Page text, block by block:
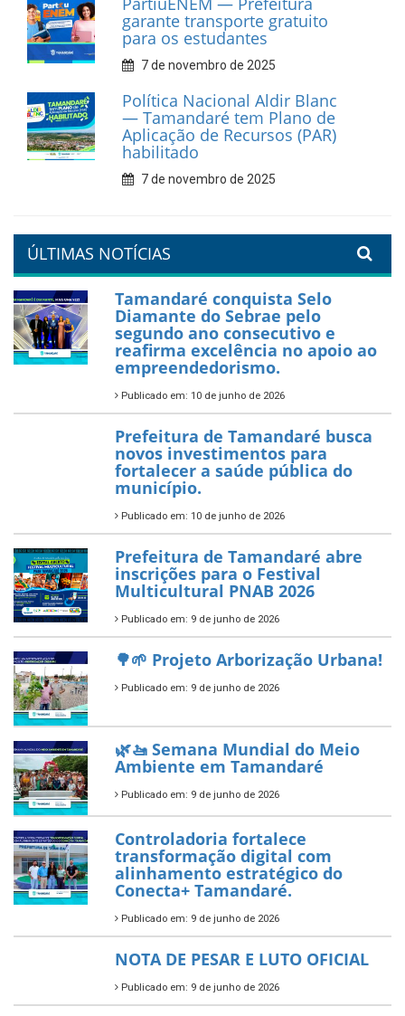
garante transporte gratuito
para os estudantes
7 de novembro de 2025
Política Nacional Aldir Blanc
— Tamandaré tem Plano de
Aplicação de Recursos (PAR)
habilitado
7 de novembro de 2025
ÚLTIMAS NOTÍCIAS
Tamandaré conquista Selo
Diamante do Sebrae pelo
segundo ano consecutivo e
reafirma excelência no apoio ao
empreendedorismo.
Publicado em: 10 de junho de 2026
Prefeitura de Tamandaré busca
novos investimentos para
fortalecer a saúde pública do
município.
Publicado em: 10 de junho de 2026
Prefeitura de Tamandaré abre
inscrições para o Festival
Multicultural PNAB 2026
Publicado em: 9 de junho de 2026
🌳🌱 Projeto Arborização Urbana!
Publicado em: 9 de junho de 2026
🌿🚤 Semana Mundial do Meio
Ambiente em Tamandaré
Publicado em: 9 de junho de 2026
Controladoria fortalece
transformação digital com
alinhamento estratégico do
Conecta+ Tamandaré.
Publicado em: 9 de junho de 2026
NOTA DE PESAR E LUTO OFICIAL
Publicado em: 9 de junho de 2026